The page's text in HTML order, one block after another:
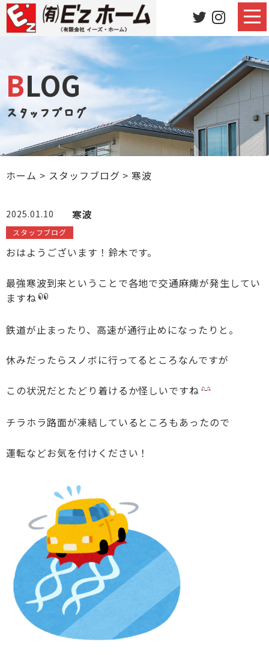
BLOG
スタッフブログ
ホーム > スタッフブログ >寒波
2025.01.10 寒波
スタッフブログ
おはようございます！鈴木です。
最強寒波到来ということで各地で交通麻痺が発生してい
ますね
鉄道が止まったり、高速が通行止めになったりと。
休みだったらスノボに行ってるところなんですが
この状況だとたどり着けるか怪しいですね
チラホラ路面が凍結しているところもあったので
運転などお気を付けください！